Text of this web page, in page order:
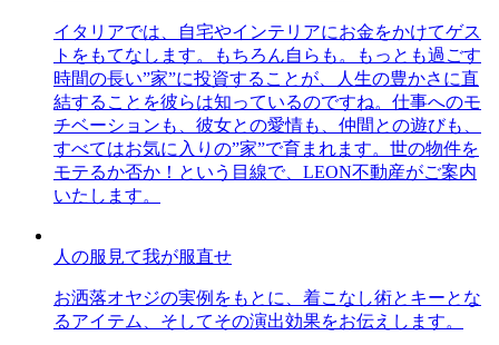
イタリアでは、自宅やインテリアにお金をかけてゲス
トをもてなします。もちろん自らも。もっとも過ごす
時間の長い”家”に投資することが、人生の豊かさに直
結することを彼らは知っているのですね。仕事へのモ
チベーションも、彼女との愛情も、仲間との遊びも、
すべてはお気に入りの”家”で育まれます。世の物件を
モテるか否か！という目線で、LEON不動産がご案内
いたします。
人の服見て我が服直せ
お洒落オヤジの実例をもとに、着こなし術とキーとな
るアイテム、そしてその演出効果をお伝えします。